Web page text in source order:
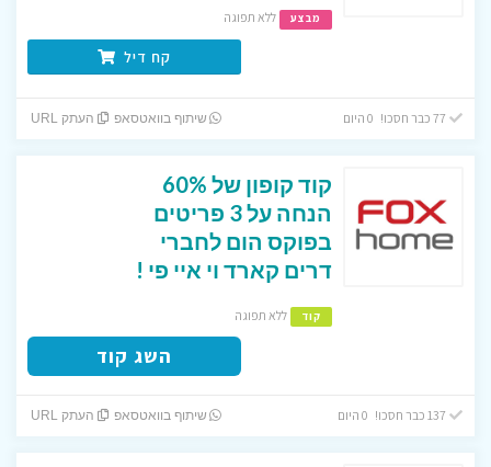
מבצע ללא תפוגה
קח דיל
שיתוף בוואטסאפ העתק URL
קוד קופון של 60%
הנחה על 3 פריטים
בפוקס הום לחברי
דרים קארד וי איי פי !
קוד ללא תפוגה
השג קוד
שיתוף בוואטסאפ העתק URL